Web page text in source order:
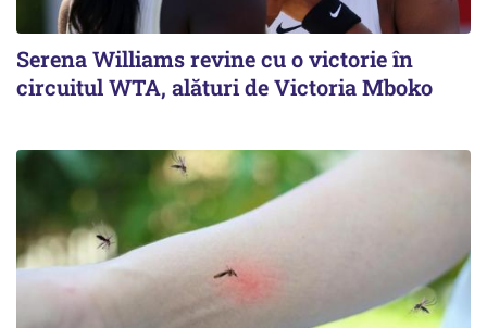
Serena Williams revine cu o victorie în
circuitul WTA, alături de Victoria Mboko